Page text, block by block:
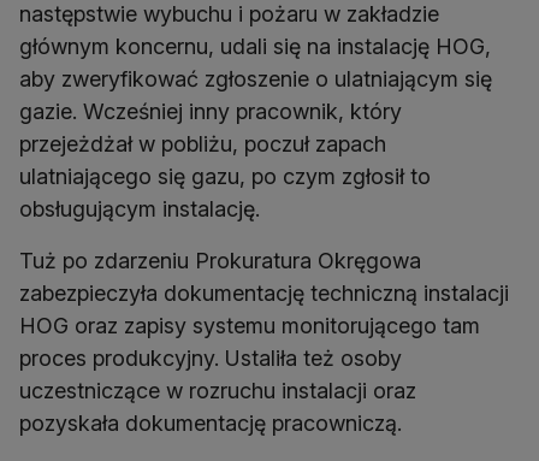
następstwie wybuchu i pożaru w zakładzie
głównym koncernu, udali się na instalację HOG,
aby zweryfikować zgłoszenie o ulatniającym się
gazie. Wcześniej inny pracownik, który
przejeżdżał w pobliżu, poczuł zapach
ulatniającego się gazu, po czym zgłosił to
obsługującym instalację.
Tuż po zdarzeniu Prokuratura Okręgowa
zabezpieczyła dokumentację techniczną instalacji
HOG oraz zapisy systemu monitorującego tam
proces produkcyjny. Ustaliła też osoby
uczestniczące w rozruchu instalacji oraz
pozyskała dokumentację pracowniczą.